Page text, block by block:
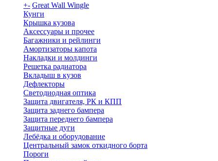
+- Great Wall Wingle
Кунги
Крышка кузова
Аксессуары и прочее
Багажники и рейлинги
Амортизаторы капота
Накладки и молдинги
Решетка радиатора
Вкладыш в кузов
Дефлекторы
Светодиодная оптика
Защита двигателя, РК и КПП
Защита заднего бампера
Защита переднего бампера
Защитные дуги
Лебёдка и оборудование
Центральный замок откидного борта
Пороги